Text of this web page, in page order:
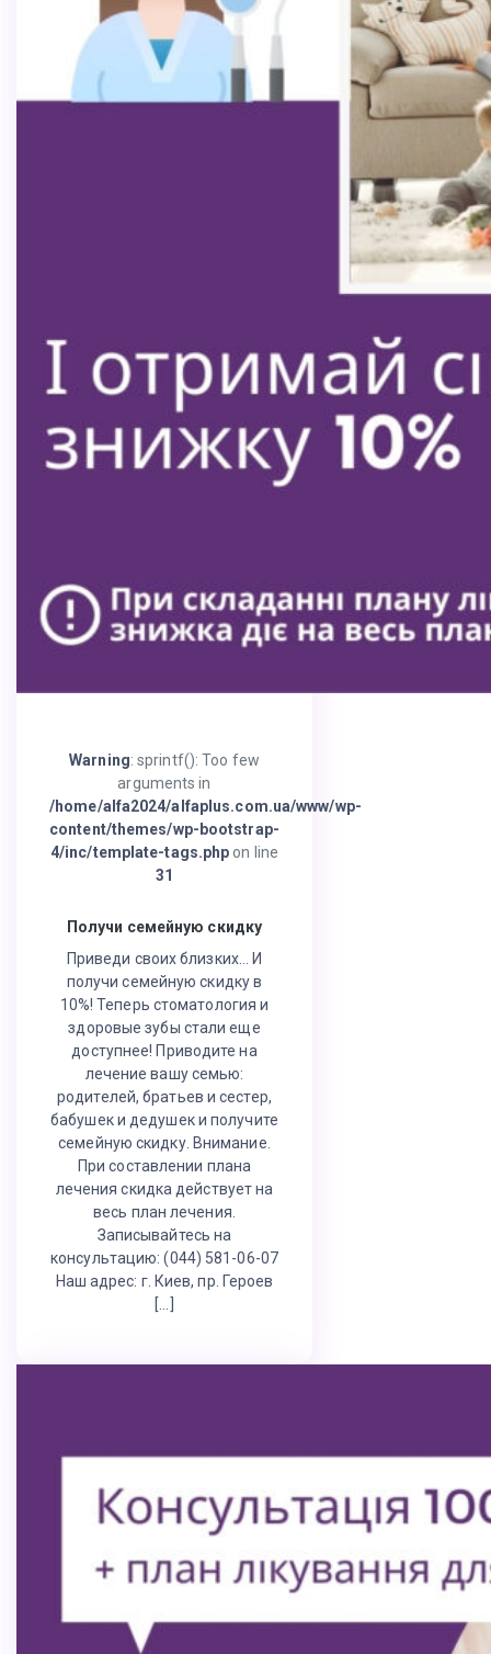
Warning: sprintf(): Too few
arguments in
/home/alfa2024/alfaplus.com.ua/www/wp-
content/themes/wp-bootstrap-
4/inc/template-tags.php on line
31
Получи семейную скидку
Приведи своих близких… И
получи семейную скидку в
10%! Теперь стоматология и
здоровые зубы стали еще
доступнее! Приводите на
лечение вашу семью:
родителей, братьев и сестер,
бабушек и дедушек и получите
семейную скидку. Внимание.
При составлении плана
лечения скидка действует на
весь план лечения.
Записывайтесь на
консультацию: (044) 581-06-07
Наш адрес: г. Киев, пр. Героев
[…]